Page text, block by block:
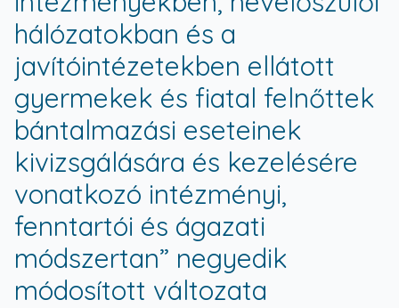
hálózatokban és a
javítóintézetekben ellátott
gyermekek és fiatal felnőttek
bántalmazási eseteinek
kivizsgálására és kezelésére
vonatkozó intézményi,
fenntartói és ágazati
módszertan” negyedik
módosított változata